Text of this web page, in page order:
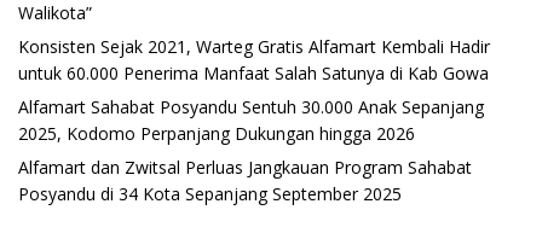
Walikota”
Konsisten Sejak 2021, Warteg Gratis Alfamart Kembali Hadir
untuk 60.000 Penerima Manfaat Salah Satunya di Kab Gowa
Alfamart Sahabat Posyandu Sentuh 30.000 Anak Sepanjang
2025, Kodomo Perpanjang Dukungan hingga 2026
Alfamart dan Zwitsal Perluas Jangkauan Program Sahabat
Posyandu di 34 Kota Sepanjang September 2025